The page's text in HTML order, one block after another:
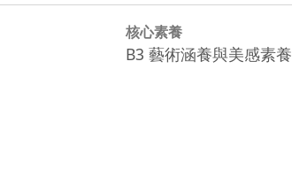
核心素養
B3 藝術涵養與美感素養